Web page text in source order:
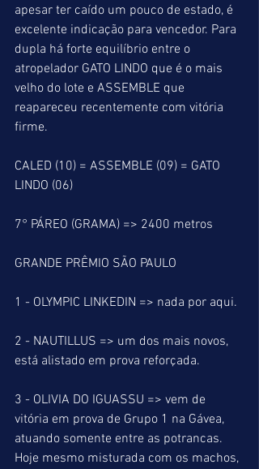
apesar ter caído um pouco de estado, é
excelente indicação para vencedor. Para
dupla há forte equilíbrio entre o
atropelador GATO LINDO que é o mais
velho do lote e ASSEMBLE que
reapareceu recentemente com vitória
firme.
CALED (10) = ASSEMBLE (09) = GATO
LINDO (06)
7° PÁREO (GRAMA) => 2400 metros
GRANDE PRÊMIO SÃO PAULO
1 - OLYMPIC LINKEDIN => nada por aqui.
2 - NAUTILLUS => um dos mais novos,
está alistado em prova reforçada.
3 - OLIVIA DO IGUASSU => vem de
vitória em prova de Grupo 1 na Gávea,
atuando somente entre as potrancas.
Hoje mesmo misturada com os machos,